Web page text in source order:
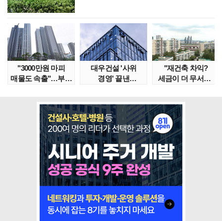
"3000만원 마피
매물도 속출"…부산
대우건설 '사위
경영' 끝낸
"재건축 차익?
세금이 더 무서워"